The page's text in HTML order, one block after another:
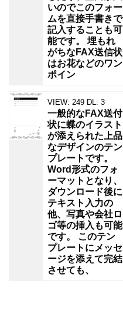
いのでこのフォー
ムを直接手書きで
記入することも可
能です。 埋もれ
がちなFAX送信状
はお花などのワン
ポイン
VIEW: 249 DL: 3
一般的なFAX送付
状に蝶のイラスト
が添えられた上品
なデザインのテン
プレートです。
Word形式のフォ
ーマットとなり、
ダウンロード後に
テキスト入力の
他、写真や会社ロ
ゴ等の挿入も可能
です。 このテン
プレートにメッセ
ージを添えて完結
させても、